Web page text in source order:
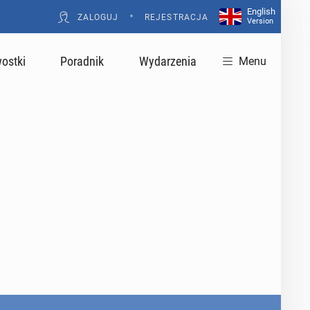
ZALOGUJ • REJESTRACJA
English
Version
Poradnik Wydarzenia Menu